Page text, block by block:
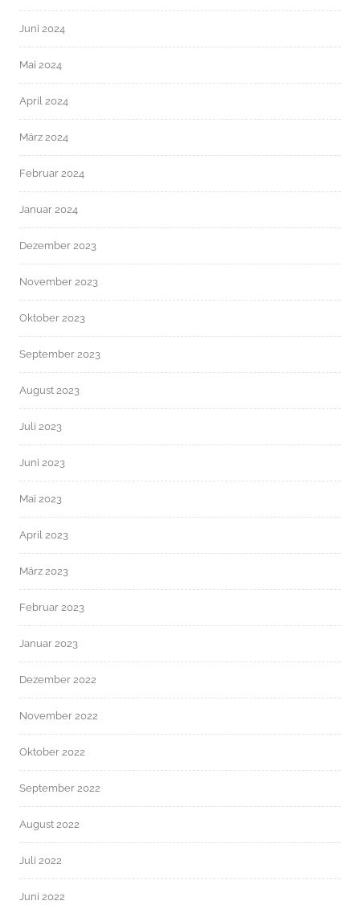
Juni 2024
Mai 2024
April 2024
März 2024
Februar 2024
Januar 2024
Dezember 2023
November 2023
Oktober 2023
September 2023
August 2023
Juli 2023
Juni 2023
Mai 2023
April 2023
März 2023
Februar 2023
Januar 2023
Dezember 2022
November 2022
Oktober 2022
September 2022
August 2022
Juli 2022
Juni 2022